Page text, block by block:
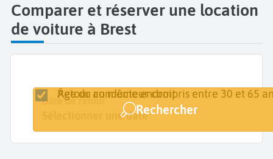
Comparer et réserver une location
de voiture à Brest
Lieu de retrait
Date de retrait
Sélectionner une date
Date de retour
Sélectionner une date
Retour au même endroit
Âge du conducteur compris entre 30 et 65
Rechercher